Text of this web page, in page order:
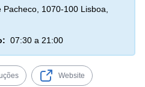
Pacheco, 1070-100 Lisboa,
07:30 a 21:00
Website